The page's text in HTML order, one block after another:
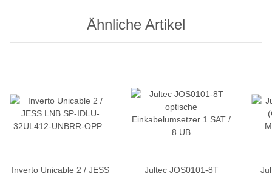
Ähnliche Artikel
Inverto Unicable 2 / JESS Jultec JOS0101-8T